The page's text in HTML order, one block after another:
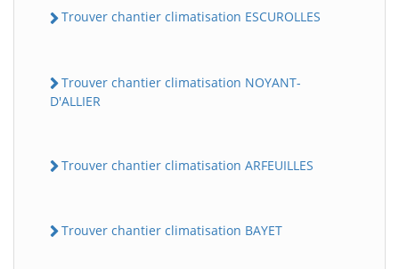
Trouver chantier climatisation ESCUROLLES
Trouver chantier climatisation NOYANT-
D'ALLIER
Trouver chantier climatisation ARFEUILLES
Trouver chantier climatisation BAYET